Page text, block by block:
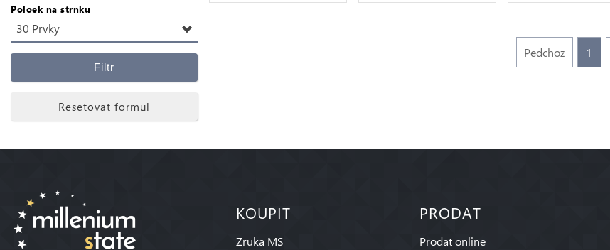
Poloek na strnku
30 Prvky
Filtr
Resetovat formul
Pedchoz 1
KOUPIT
Zruka MS
PRODAT
Prodat online